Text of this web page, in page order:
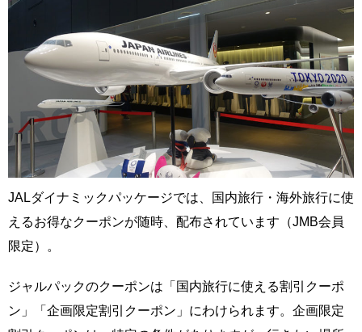
JALダイナミックパッケージでは、国内旅行・海外旅行に使
えるお得なクーポンが随時、配布されています（JMB会員
限定）。
ジャルパックのクーポンは「国内旅行に使える割引クーポ
ン」「企画限定割引クーポン」にわけられます。企画限定